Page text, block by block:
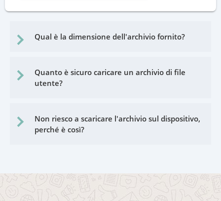
Qual è la dimensione dell'archivio fornito?
Quanto è sicuro caricare un archivio di file
utente?
Non riesco a scaricare l'archivio sul dispositivo,
perché è così?